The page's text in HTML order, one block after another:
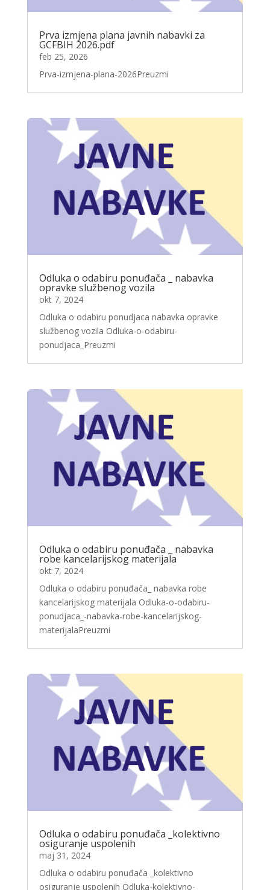
Prva izmjena plana javnih nabavki za
GCFBIH 2026.pdf
feb 25, 2026
Prva-izmjena-plana-2026Preuzmi
Odluka o odabiru ponuđača _ nabavka
opravke službenog vozila
okt 7, 2024
Odluka o odabiru ponudjaca nabavka opravke
službenog vozila Odluka-o-odabiru-
ponudjaca_Preuzmi
Odluka o odabiru ponuđača _ nabavka
robe kancelarijskog materijala
okt 7, 2024
Odluka o odabiru ponuđača_ nabavka robe
kancelarijskog materijala Odluka-o-odabiru-
ponudjaca_-nabavka-robe-kancelarijskog-
materijalaPreuzmi
Odluka o odabiru ponuđača _kolektivno
osiguranje uspolenih
maj 31, 2024
Odluka o odabiru ponuđača _kolektivno
osiguranje uspolenih Odluka-kolektivno-